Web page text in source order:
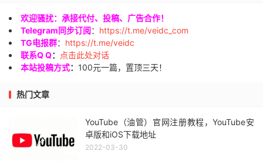
欢迎骚扰：承接代付、投稿、广告合作！
Telegram同步订阅： https://t.me/veidc_com
TG电报群： https://t.me/veidc
联系Q Q：
点击此处对话
本站投稿方式： 100元一篇，置顶三天！
热门文章
YouTube（油管）官网注册教程，YouTube安
卓版和iOS下载地址
2022-03-30